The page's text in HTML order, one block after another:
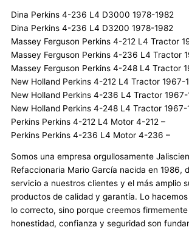
Dina Perkins 4-236 L4 D3000 1978-1982
Dina Perkins 4-236 L4 D3200 1978-1982
Massey Ferguson Perkins 4-212 L4 Tractor
Massey Ferguson Perkins 4-236 L4 Tractor
Massey Ferguson Perkins 4-248 L4 Tractor
New Holland Perkins 4-212 L4 Tractor 1967-
New Holland Perkins 4-236 L4 Tractor 1967-
New Holland Perkins 4-248 L4 Tractor 1967-
Perkins Perkins 4-212 L4 Motor 4-212 –
Perkins Perkins 4-236 L4 Motor 4-236 –
Somos una empresa orgullosamente
Refaccionaria Mario García nacida en 1986,
servicio a nuestros clientes y el más amplio
productos de calidad y garantía. Lo
lo correcto, sino porque creemos firmemente
honestidad, confianza y seguridad son